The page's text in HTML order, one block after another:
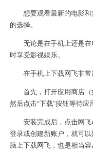
想要观看最新的电影和
的选择。
无论是在手机上还是在
时享受影视娱乐。
在手机上下载网飞非常
首先，打开应用商店（
然后点击“下载”按钮等待应
安装完成后，点击网飞
登录或创建新账户，就可
脑上下载网飞，也是相当容